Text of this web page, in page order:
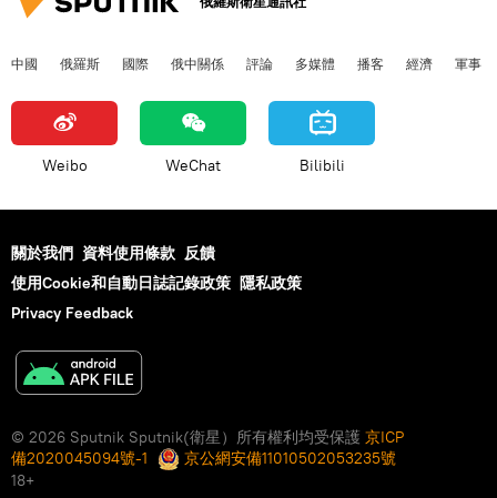
中國 俄羅斯 國際 俄中關係 評論 多媒體 播客 經濟 軍事
Weibo WeChat Bilibili
關於我們 資料使用條款 反饋
使用Cookie和自動日誌記錄政策 隱私政策
Privacy Feedback
© 2026 Sputnik Sputnik(衛星）所有權利均受保護 京ICP
備2020045094號-1
京公網安備11010502053235號
18+